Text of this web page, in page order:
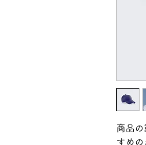
商品
すめ